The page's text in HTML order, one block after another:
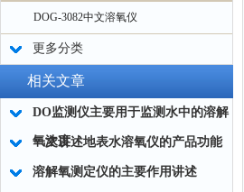
DOG-3082中文溶氧仪
更多分类
相关文章
DO监测仪主要用于监测水中的溶解
氧浓度
一文讲述地表水溶氧仪的产品功能
溶解氧测定仪的主要作用讲述